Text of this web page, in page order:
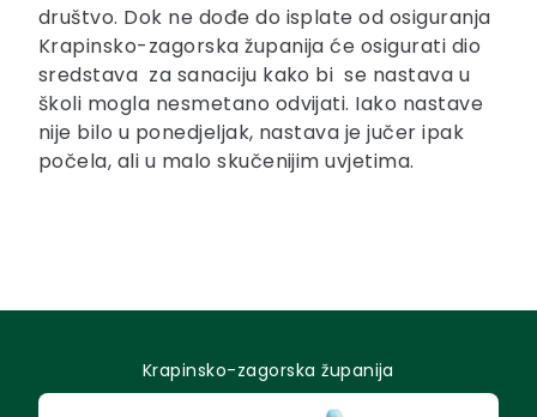
društvo. Dok ne dođe do isplate od osiguranja
Krapinsko-zagorska županija će osigurati dio
sredstava za sanaciju kako bi se nastava u
školi mogla nesmetano odvijati. Iako nastave
nije bilo u ponedjeljak, nastava je jučer ipak
počela, ali u malo skučenijim uvjetima.
Krapinsko-zagorska županija